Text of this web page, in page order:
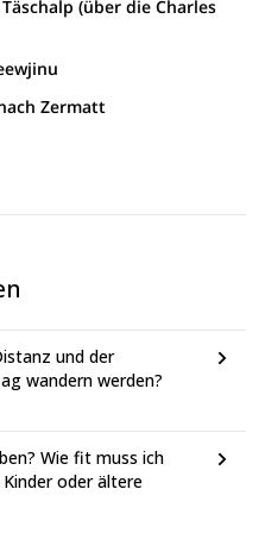
Alpen.
B/D
(über die Charles
ist sie die längste
den ikonischen Berg.
Zermatt
oder Mailand, zurück
und der
wandern werden?
Wie fit muss ich
oder ältere